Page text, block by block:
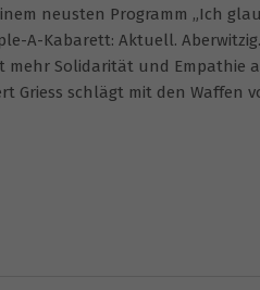
neusten Programm „Ich
A-Kabarett: Aktuell.
Solidarität und Empathie
Griess schlägt mit den Waffen